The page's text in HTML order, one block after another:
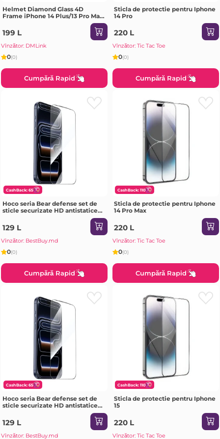
Helmet Diamond Glass 4D
Frame iPhone 14 Plus/13 Pro Max,
199 L
Vînzător: DMLink
0(0)
Cumpără Rapid
Sticla de protectie pentru Iphone
14 Pro
220 L
Vînzător: Tic Tac Toe
0(0)
Cumpără Rapid
CashBack: 65
Hoco seria Bear defense set de
sticle securizate HD antistatice
Pro(G777) neagră Sticlă de
protecție
129 L
Vînzător: BestBuy.md
0(0)
Cumpără Rapid
CashBack: 110
Sticla de protectie pentru Iphone
14 Pro Max
220 L
Vînzător: Tic Tac Toe
0(0)
Cumpără Rapid
CashBack: 65
Hoco seria Bear defense set de
sticle securizate HD antistatice
pe tot ecranul iPhone 16 / iPhone
15(G777) neagră Sticlă de
protecție
129 L
Vînzător: BestBuy.md
CashBack: 110
Sticla de protectie pentru Iphone
15
220 L
Vînzător: Tic Tac Toe